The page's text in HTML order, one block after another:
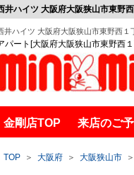
井ハイツ 大阪府大阪狭山市東野
井ハイツ 大阪府大阪狭山市東野西１
パート[大阪府大阪狭山市東野西
金剛店TOP 来店のご
金剛賃貸
TOP ＞ 大阪府 ＞ 大阪狭山市 ＞